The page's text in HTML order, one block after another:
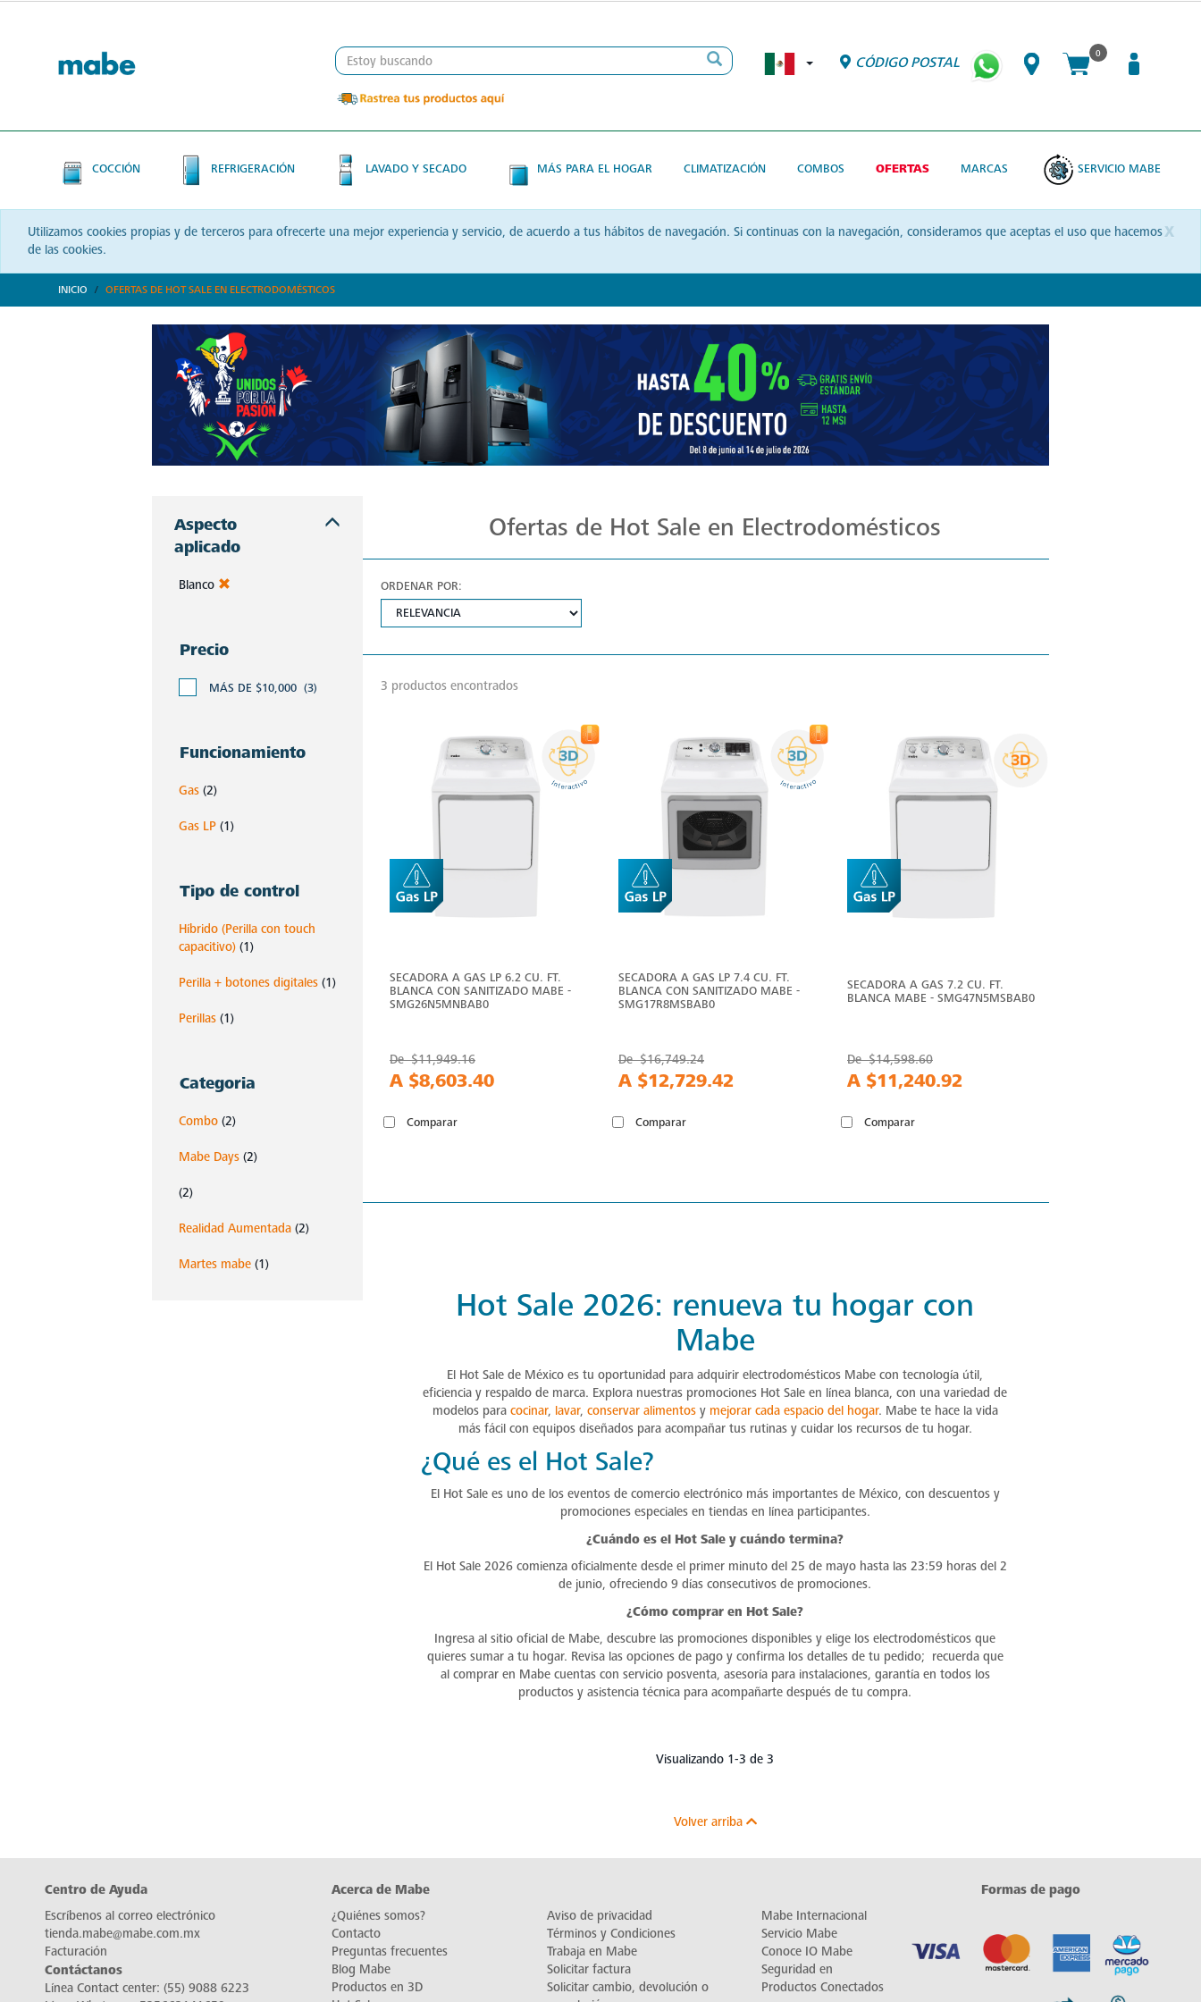
CÓDIGO POSTAL
0
COCCIÓN REFRIGERACIÓN LAVADO Y SECADO MÁS PARA EL HOGAR CLIMATIZACIÓN COMBOS OFERTAS MARCAS SERVICIO MABE
x
Utilizamos cookies propias y de terceros para ofrecerte una mejor experiencia y servicio, de acuerdo a tus hábitos de navegación. Si continuas con la navegación, consideramos que aceptas el uso que hacemos
de las cookies.
INICIO OFERTAS DE HOT SALE EN ELECTRODOMÉSTICOS
Aspecto
aplicado
Blanco
Precio
MÁS DE $10,000 (3)
Funcionamiento
Gas (2)
Gas LP (1)
Tipo de control
Híbrido (Perilla con touch
capacitivo) (1)
Perilla + botones digitales (1)
Perillas (1)
Categoria
Combo (2)
Mabe Days (2)
(2)
Realidad Aumentada (2)
Martes mabe (1)
Ofertas de Hot Sale en Electrodomésticos
ORDENAR POR:
3 productos encontrados
SECADORA A GAS LP 6.2 CU. FT.
BLANCA CON SANITIZADO MABE -
SMG26N5MNBAB0
De$11,949.16
A $8,603.40
Comparar
SECADORA A GAS LP 7.4 CU. FT.
BLANCA CON SANITIZADO MABE -
SMG17R8MSBAB0
De$16,749.24
A $12,729.42
Comparar
SECADORA A GAS 7.2 CU. FT.
BLANCA MABE - SMG47N5MSBAB0
De$14,598.60
A $11,240.92
Comparar
Hot Sale 2026: renueva tu hogar con
Mabe
El Hot Sale de México es tu oportunidad para adquirir electrodomésticos Mabe con tecnología útil,
eficiencia y respaldo de marca. Explora nuestras promociones Hot Sale en línea blanca, con una variedad de
modelos para cocinar, lavar, conservar alimentosy mejorar cada espacio del hogar. Mabe te hace la vida
más fácil con equipos diseñados para acompañar tus rutinas y cuidar los recursos de tu hogar.
¿Qué es el Hot Sale?
El Hot Sale es uno de los eventos de comercio electrónico más importantes de México, con descuentos y
promociones especiales en tiendas en línea participantes.
¿Cuándo es el Hot Sale y cuándo termina?
El Hot Sale 2026 comienza oficialmente desde el primer minuto del 25 de mayo hasta las 23:59 horas del 2
de junio, ofreciendo 9 días consecutivos de promociones.
¿Cómo comprar en Hot Sale?
Ingresa al sitio oficial de Mabe, descubre las promociones disponibles y elige los electrodomésticos que
quieres sumar a tu hogar. Revisa las opciones de pago y confirma los detalles de tu pedido; recuerda que
al comprar en Mabe cuentas con servicio posventa, asesoría para instalaciones, garantía en todos los
productos y asistencia técnica para acompañarte después de tu compra.
Visualizando 1-3 de 3
Volver arriba
Centro de Ayuda
Escríbenos al correo electrónico
tienda.mabe@mabe.com.mx
Facturación
Contáctanos
Línea Contact center: (55) 9088 6223
Acerca de Mabe
¿Quiénes somos?
Contacto
Preguntas frecuentes
Blog Mabe
Productos en 3D
Aviso de privacidad
Términos y Condiciones
Trabaja en Mabe
Solicitar factura
Solicitar cambio, devolución o
Mabe Internacional
Servicio Mabe
Conoce IO Mabe
Seguridad en
Productos Conectados
Formas de pago